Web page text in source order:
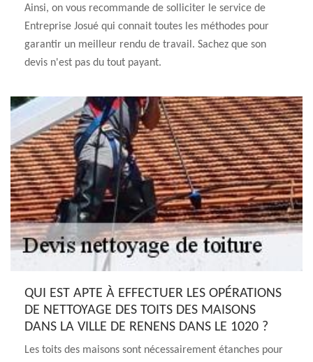
Ainsi, on vous recommande de solliciter le service de
Entreprise Josué qui connait toutes les méthodes pour
garantir un meilleur rendu de travail. Sachez que son
devis n'est pas du tout payant.
QUI EST APTE À EFFECTUER LES OPÉRATIONS
DE NETTOYAGE DES TOITS DES MAISONS
DANS LA VILLE DE RENENS DANS LE 1020 ?
Les toits des maisons sont nécessairement étanches pour